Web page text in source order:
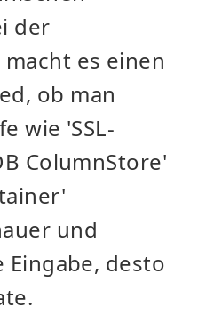
der
es einen
ob man
wie 'SSL-
ColumnStore'
und
desto